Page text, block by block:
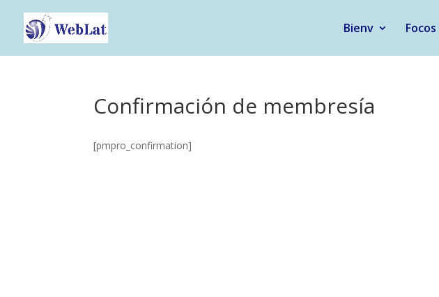
Bienv Focos
Confirmación de membresía
[pmpro_confirmation]